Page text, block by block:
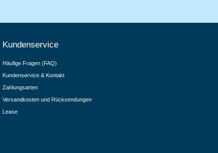
Kundenservice
Häufige Fragen (FAQ)
Kundenservice & Kontakt
Zahlungsarten
Versandkosten und Rücksendungen
Lease